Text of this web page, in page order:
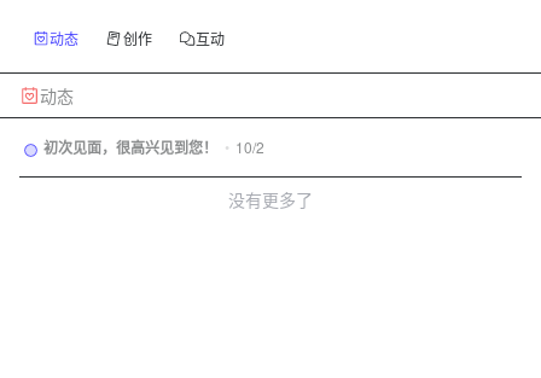
动态 创作 互动
动态
初次见面，很高兴见到您！ • 10/2
没有更多了